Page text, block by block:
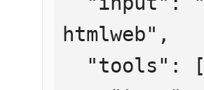
htmlweb",